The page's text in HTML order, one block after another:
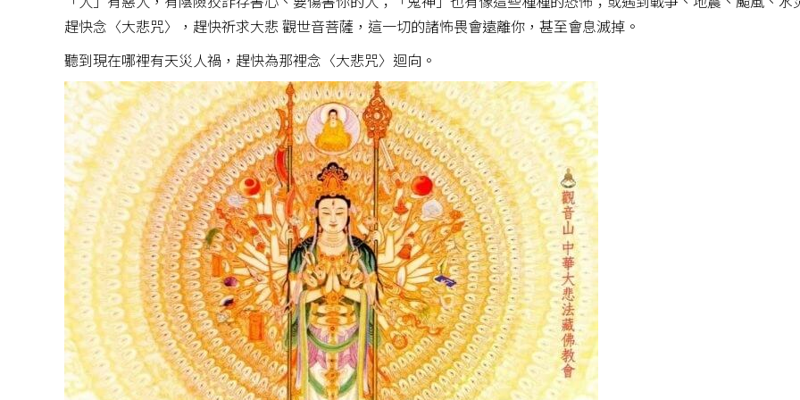
趕快念〈大悲咒〉，趕快祈求大悲 觀世音菩薩，這一切的諸怖畏會遠離你，甚至會息滅掉。
聽到現在哪裡有天災人禍，趕快為那裡念〈大悲咒〉迴向。